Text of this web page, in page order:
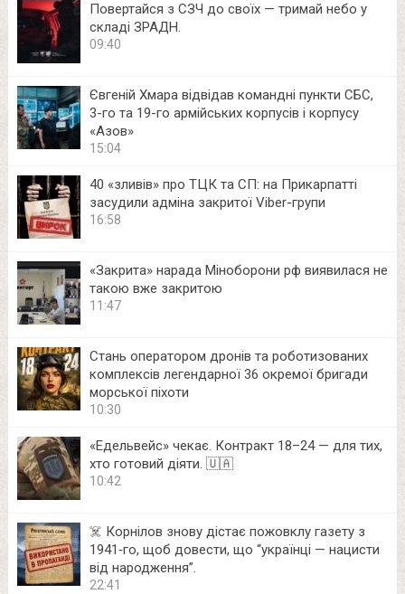
Повертайся з СЗЧ до своїх — тримай небо у
складі ЗРАДН.
09:40
Євгеній Хмара відвідав командні пункти СБС,
3-го та 19-го армійських корпусів і корпусу
«Азов»
15:04
40 «зливів» про ТЦК та СП: на Прикарпатті
засудили адміна закритої Viber-групи
16:58
«Закрита» нарада Міноборони рф виявилася не
такою вже закритою
11:47
Стань оператором дронів та роботизованих
комплексів легендарної 36 окремої бригади
морської піхоти
10:30
«Едельвейс» чекає. Контракт 18–24 — для тих,
хто готовий діяти. 🇺🇦
10:42
☠️ Корнілов знову дістає пожовклу газету з
1941‑го, щоб довести, що “українці — нацисти
від народження”.
22:41